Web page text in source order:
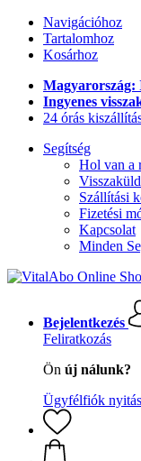
Navigációhoz
Tartalomhoz
Kosárhoz
Magyarország:
Ingyenes
24 órás
Segítség
Hol van a
Szállítási
Fizetési
Kapcsolat
Minden
Bejelentkezés
Feliratkozás
Ön új nálunk?
Ügyfélfiók